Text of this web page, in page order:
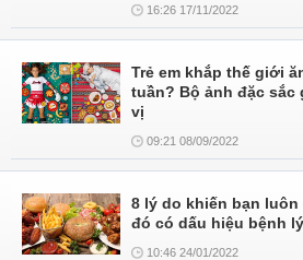
16:26 17/11/2022
Trẻ em khắp thế giới
tuần? Bộ ảnh đặc sắc
vị
09:21 08/09/2022
8 lý do khiến bạn
đó có dấu hiệu bệnh
10:46 24/01/2022